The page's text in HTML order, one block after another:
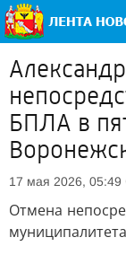
БПЛА в
17 мая 2026, 05:49
Отмена